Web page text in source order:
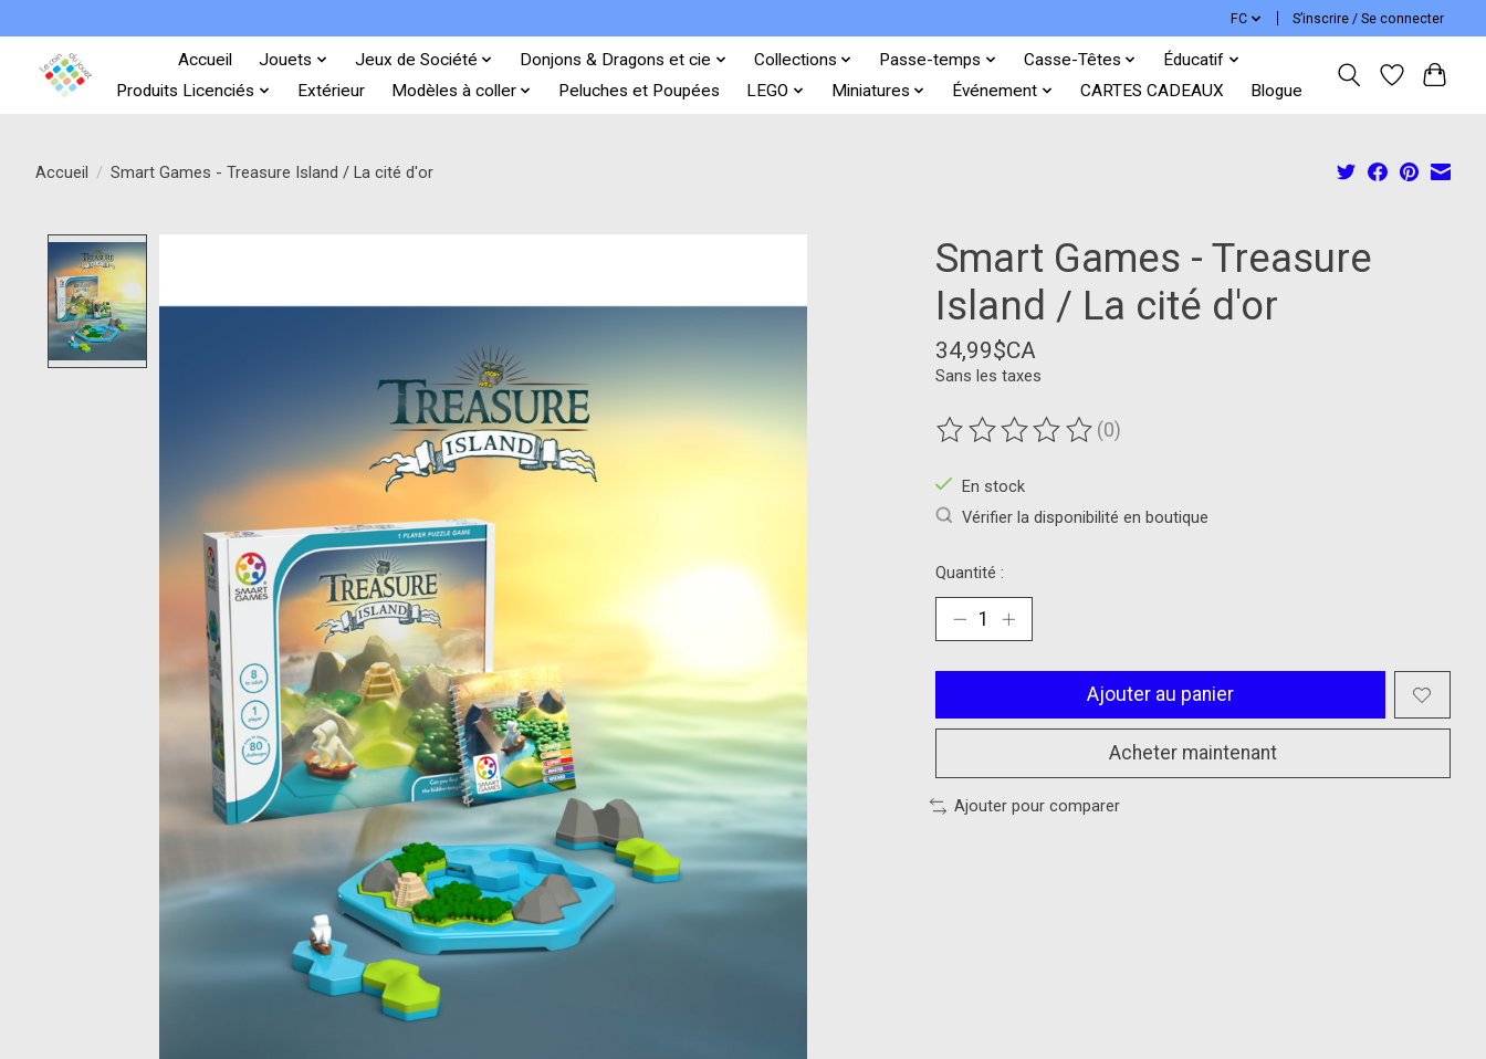
FC S’inscrire / Se connecter
Accueil Jouets Jeux de Société Donjons & Dragons et cie Collections Passe-temps Casse-Têtes
Éducatif
Produits Licenciés
Extérieur Modèles à coller Peluches et Poupées LEGO Miniatures Événement CARTES CADEAUX Blogue
Accueil / Smart Games - Treasure Island / La cité d'or
Smart Games - Treasure
Island / La cité d'or
34,99$CA
Sans les taxes
Ce produit est évalué à
(0)
En stock
Vérifier la disponibilité en boutique
Quantité :
Ajouter au panier
Acheter maintenant
Ajouter pour comparer